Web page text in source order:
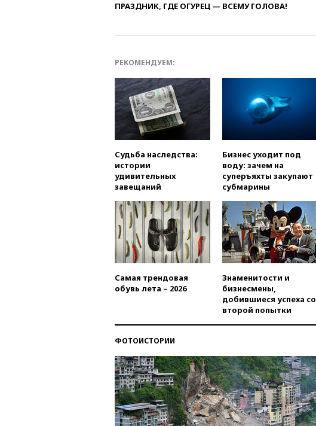
ПРАЗДНИК, ГДЕ ОГУРЕЦ — ВСЕМУ ГОЛОВА!
РЕКОМЕНДУЕМ:
Судьба наследства:
истории
удивительных
завещаний
Бизнес уходит под
воду: зачем на
суперъяхты закупают
субмарины
Самая трендовая
обувь лета – 2026
Знаменитости и
бизнесмены,
добившиеся успеха со
второй попытки
ФОТОИСТОРИИ